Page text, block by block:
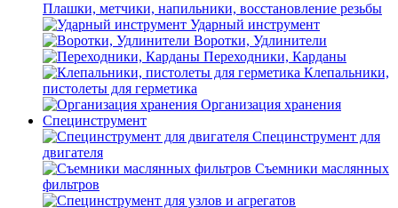
Плашки, метчики, напильники, восстановление резьбы
Ударный инструмент
Воротки, Удлинители
Переходники, Карданы
Клепальники,
пистолеты для герметика
Организация хранения
Специнструмент
Специнструмент для
двигателя
Съемники маслянных
фильтров